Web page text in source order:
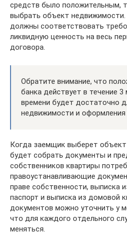
средств было положительным,
выбрать объект
должны соответствовать
ликвидную ценность на весь
договора.
Обратите внимание, что
банка действует в течение 3
времени будет достаточно
недвижимости и оформления
Когда заемщик выберет
будет собрать документы и
собственников квартиры
правоустанавливающие
праве собственности, выписка
паспорт и выписка из домовой
документов можно уточнить у
что для каждого отдельного
меняться.